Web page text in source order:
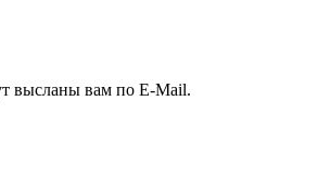
высланы вам по E-Mail.